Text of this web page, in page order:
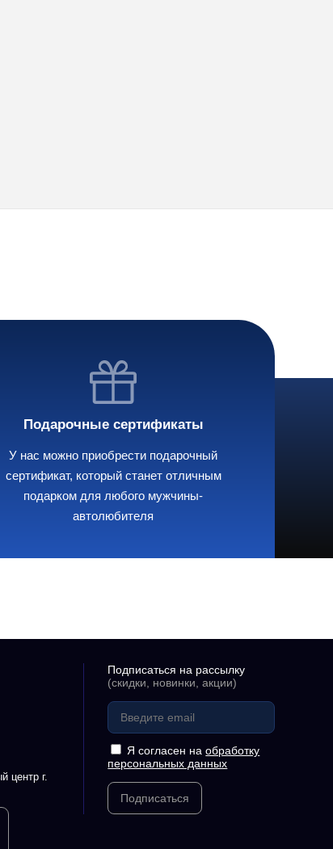
Подарочные сертификаты
У нас можно приобрести подарочный
сертификат, который станет отличным
подарком для любого мужчины-
автолюбителя
центр г.
Подписаться на рассылку
(скидки, новинки, акции)
Я согласен наобработку
персональных данных
Подписаться